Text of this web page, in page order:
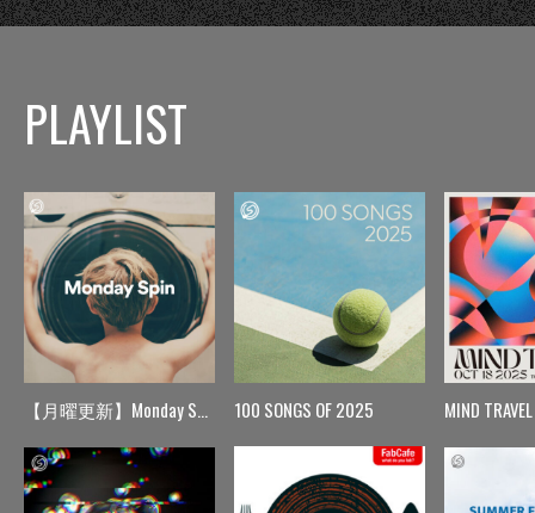
PLAYLIST
【月曜更新】Monday Spin 100 SONGS OF 2025 MIND TRAVEL